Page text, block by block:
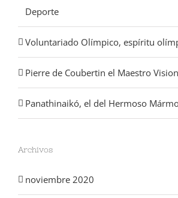
Deporte
Voluntariado Olímpico, espíritu
Pierre de Coubertin el Maestro
Panathinaikó, el del Hermoso
Archivos
noviembre 2020